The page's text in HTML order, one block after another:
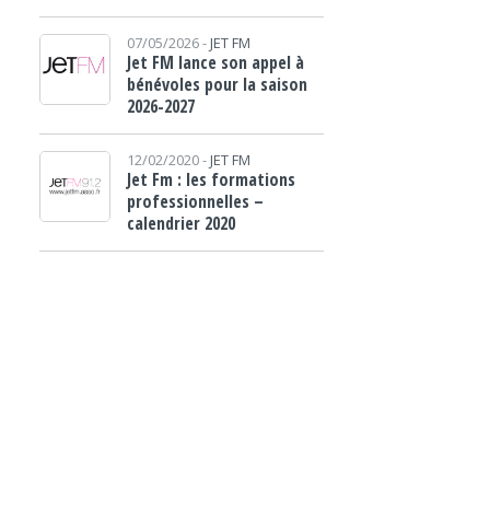
07/05/2026 - JET FM
Jet FM lance son appel à
bénévoles pour la saison
2026-2027
12/02/2020 - JET FM
Jet Fm : les formations
professionnelles –
calendrier 2020